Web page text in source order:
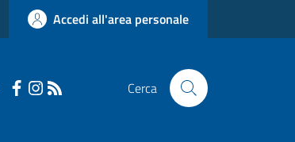
Accedi all'area personale
Cerca